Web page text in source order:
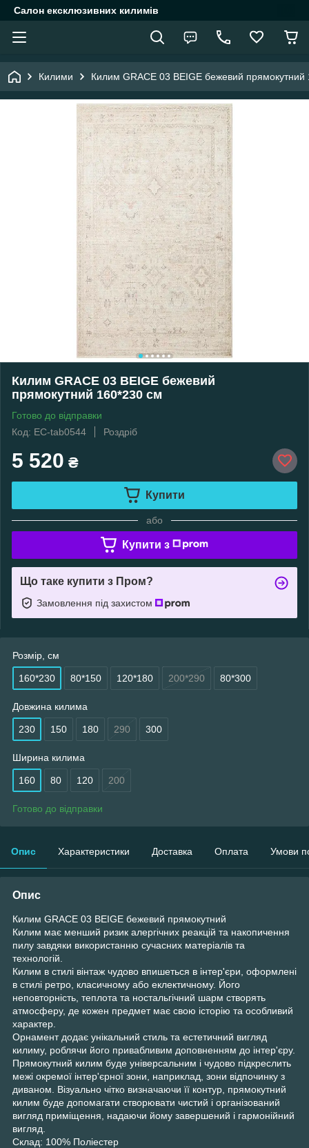
Салон ексклюзивних килимів
Килими Килим GRACE 03 BEIGE бежевий прямокутний
Килим GRACE 03 BEIGE бежевий
прямокутний 160*230 см
Готово до відправки
Код: EC-tab0544
Роздріб
5 520 ₴
Купити
або
Купити з
Що таке купити з Пром?
Замовлення під захистом
Розмір, см
160*230 80*150 120*180 200*290 80*300
Довжина килима
230 150 180 290 300
Ширина килима
160 80 120 200
Готово до відправки
Опис Характеристики Доставка Оплата Умови
Опис
Килим GRACE 03 BEIGE бежевий прямокутний
Килим має менший ризик алергічних реакцій та накопичення
пилу завдяки використанню сучасних матеріалів та
технологій.
Килим в стилі вінтаж чудово впишеться в інтер'єри, оформлені
в стилі ретро, класичному або еклектичному. Його
неповторність, теплота та ностальгічний шарм створять
атмосферу, де кожен предмет має свою історію та особливий
характер.
Орнамент додає унікальний стиль та естетичний вигляд
килиму, роблячи його привабливим доповненням до інтер'єру.
Прямокутний килим буде універсальним і чудово підкреслить
межі окремої інтер'єрної зони, наприклад, зони відпочинку з
диваном. Візуально чітко визначаючи її контур, прямокутний
килим буде допомагати створювати чистий і організований
вигляд приміщення, надаючи йому завершений і гармонійний
вигляд.
Склад: 100% Поліестер